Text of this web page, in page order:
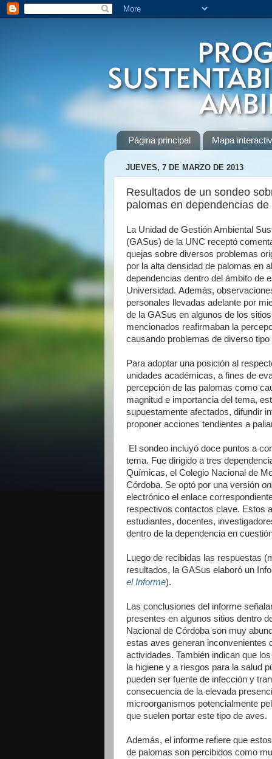
Página principal Mapa
JUEVES, 7 DE MARZO DE 2013
Resultados de un sondeo
palomas en dependencias de
La Unidad de Gestión Ambiental
(GASus) de la UNC receptó
quejas sobre diversos problemas
por la alta densidad de palomas en
dependencias dentro del ámbito de
Universidad. Además,
personales llevadas adelante por
de la GASus en algunos de los sitios
mencionados reafirmaban la
causando problemas de diverso tipo
Para adoptar una posición al
unidades académicas, a fines de
percepción de las palomas como
magnitud e importancia del tema,
supuestamente afectados, difundir
proponer acciones tendientes a
El sondeo incluyó doce puntos a
tema. Fue dirigido a tres
Químicas, el Colegio Nacional de
Córdoba. Se optó por una versión
electrónico el enlace
respectivos contactos clave. Estos
estudiantes, docentes,
dentro de la dependencia en
Luego de recibidas las respuestas
resultados, la GASus elaboró un
el Informe).
Las conclusiones del informe
presentes en algunos sitios dentro
Nacional de Córdoba son muy
estas aves generan inconvenientes
actividades. También indican que
la higiene y a riesgos para la salud
pueden ser fuente de infección y
consecuencia de la elevada
microorganismos potencialmente
que suelen portar este tipo de aves.
Además, el informe refiere que
de palomas son percibidos como